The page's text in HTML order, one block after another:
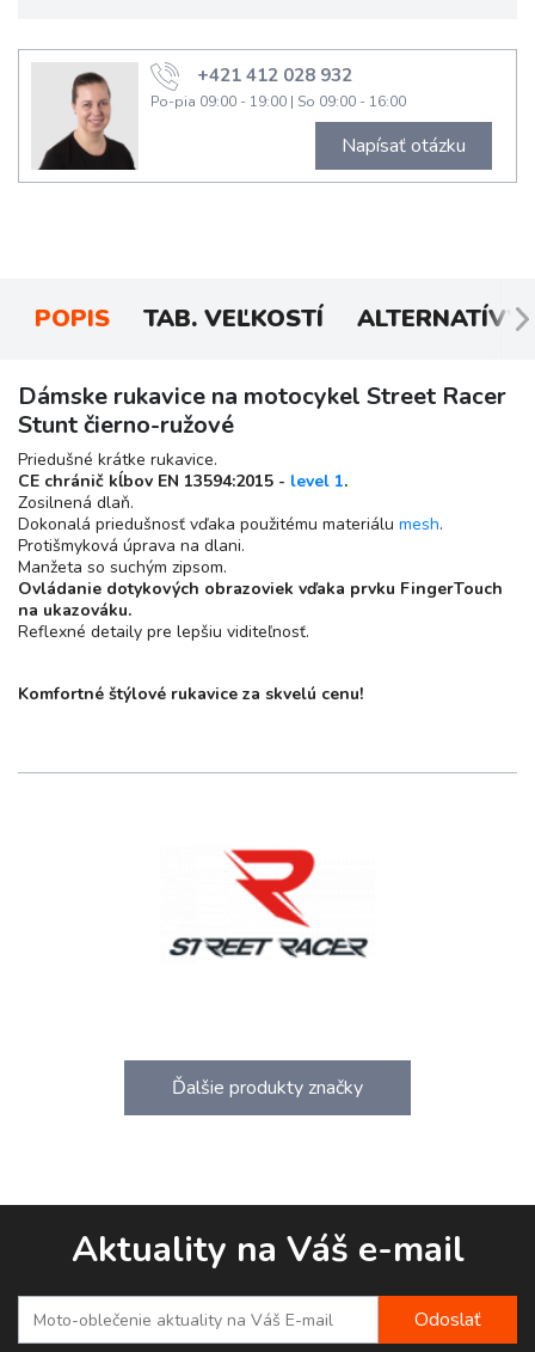
+421 412 028 932
Po-pia 09:00 - 19:00 | So 09:00 - 16:00
Napísať otázku
POPIS TAB. VEĽKOSTÍ ALTERNATÍVY
Dámske rukavice na motocykel Street Racer
Stunt čierno-ružové
Priedušné krátke rukavice.
CE chránič kĺbov EN 13594:2015 - level 1.
Zosilnená dlaň.
Dokonalá priedušnosť vďaka použitému materiálu mesh.
Protišmyková úprava na dlani.
Manžeta so suchým zipsom.
Ovládanie dotykových obrazoviek vďaka prvku FingerTouch
na ukazováku.
Reflexné detaily pre lepšiu viditeľnosť.
Komfortné štýlové rukavice za skvelú cenu!
Ďalšie produkty značky
Aktuality na Váš e-mail